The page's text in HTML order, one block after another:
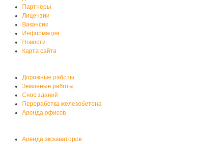
Партнёры
Лицензии
Вакансии
Информация
Новости
Карта сайта
Дорожные работы
Земляные работы
Снос зданий
Переработка железобетона
Аренда офисов
Аренда экскаваторов